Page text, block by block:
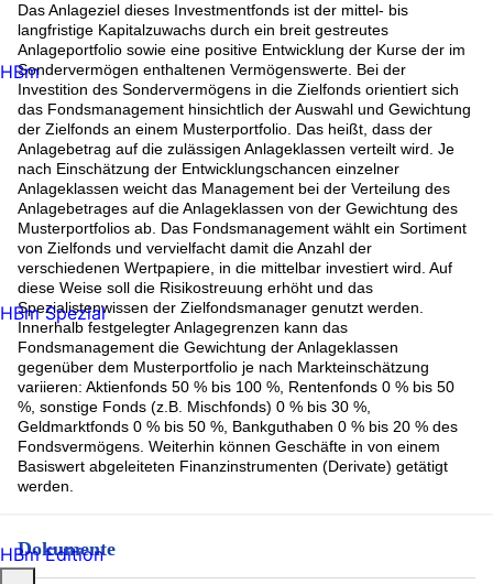
Das Anlageziel dieses Investmentfonds ist der mittel- bis
langfristige Kapitalzuwachs durch ein breit gestreutes
Anlageportfolio sowie eine positive Entwicklung der Kurse der im
Sondervermögen enthaltenen Vermögenswerte. Bei der
Investition des Sondervermögens in die Zielfonds orientiert sich
das Fondsmanagement hinsichtlich der Auswahl und Gewichtung
der Zielfonds an einem Musterportfolio. Das heißt, dass der
Anlagebetrag auf die zulässigen Anlageklassen verteilt wird. Je
nach Einschätzung der Entwicklungschancen einzelner
Anlageklassen weicht das Management bei der Verteilung des
Anlagebetrages auf die Anlageklassen von der Gewichtung des
Musterportfolios ab. Das Fondsmanagement wählt ein Sortiment
von Zielfonds und vervielfacht damit die Anzahl der
verschiedenen Wertpapiere, in die mittelbar investiert wird. Auf
diese Weise soll die Risikostreuung erhöht und das
Spezialistenwissen der Zielfondsmanager genutzt werden.
Innerhalb festgelegter Anlagegrenzen kann das
Fondsmanagement die Gewichtung der Anlageklassen
gegenüber dem Musterportfolio je nach Markteinschätzung
variieren: Aktienfonds 50 % bis 100 %, Rentenfonds 0 % bis 50
%, sonstige Fonds (z.B. Mischfonds) 0 % bis 30 %,
Geldmarktfonds 0 % bis 50 %, Bankguthaben 0 % bis 20 % des
Fondsvermögens. Weiterhin können Geschäfte in von einem
Basiswert abgeleiteten Finanzinstrumenten (Derivate) getätigt
werden.
Dokumente
HBm
HBm Spezial
HBm Edition